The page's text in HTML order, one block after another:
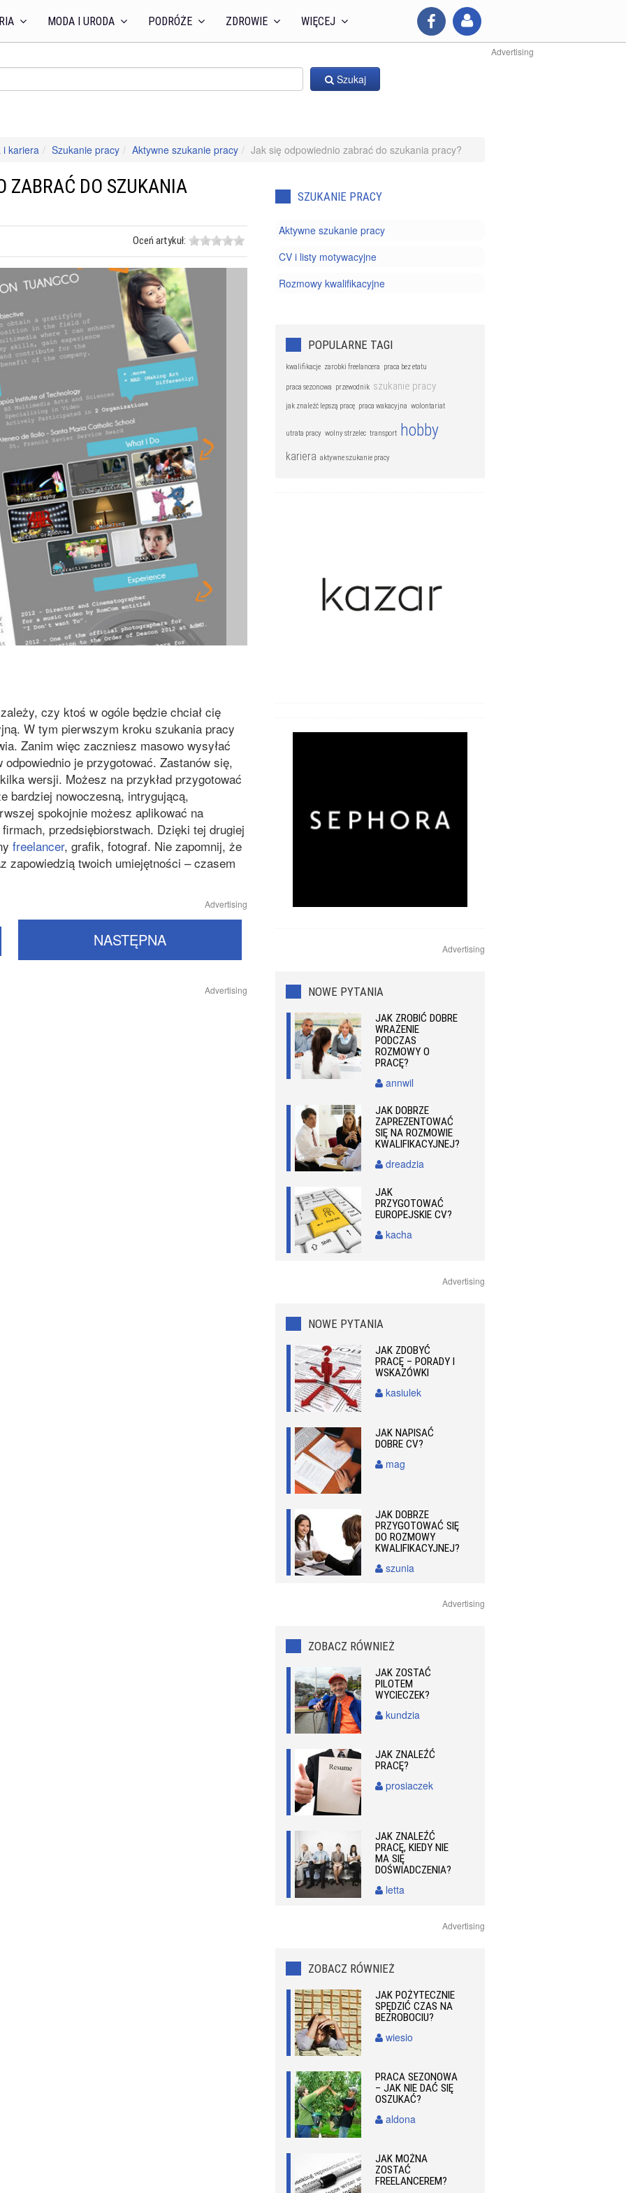
MODA I URODA PODRÓŻE ZDROWIE WIĘCEJ
Advertising
Szukaj
i kariera Szukanie pracy Aktywne szukanie pracy Jak się odpowiednio zabrać do szukania pracy?
ZABRAĆ DO SZUKANIA
Oceń artykuł:
czy ktoś w ogóle będzie chciał cię
W tym pierwszym kroku szukania pracy
Zanim więc zaczniesz masowo wysyłać
je przygotować. Zastanów się,
wersji. Możesz na przykład przygotować
bardziej nowoczesną, intrygującą,
spokojnie możesz aplikować na
przedsiębiorstwach. Dzięki tej drugiej
freelancer, grafik, fotograf. Nie zapomnij, że
zapowiedzią twoich umiejętności – czasem
Advertising
NASTĘPNA
Advertising
SZUKANIE PRACY
Aktywne szukanie pracy
CV i listy motywacyjne
Rozmowy kwalifikacyjne
POPULARNE TAGI
kwalifikacje zarobki freelancera praca bez etatu
praca sezonowa przewodnik szukanie pracy
jak znaleźć lepszą pracę praca wakacyjna wolontariat
utrata pracy wolny strzelec transport hobby
kariera aktywne szukanie pracy
Advertising
NOWE PYTANIA
JAK ZROBIĆ DOBRE
WRAŻENIE
PODCZAS
ROZMOWY O
PRACĘ?
annwil
JAK DOBRZE
ZAPREZENTOWAĆ
SIĘ NA ROZMOWIE
KWALIFIKACYJNEJ?
dreadzia
JAK
PRZYGOTOWAĆ
EUROPEJSKIE CV?
kacha
Advertising
NOWE PYTANIA
JAK ZDOBYĆ
PRACĘ – PORADY I
WSKAZÓWKI
kasiulek
JAK NAPISAĆ
DOBRE CV?
mag
JAK DOBRZE
PRZYGOTOWAĆ SIĘ
DO ROZMOWY
KWALIFIKACYJNEJ?
szunia
Advertising
ZOBACZ RÓWNIEŻ
JAK ZOSTAĆ
PILOTEM
WYCIECZEK?
kundzia
JAK ZNALEŹĆ
PRACĘ?
prosiaczek
JAK ZNALEŹĆ
PRACĘ, KIEDY NIE
MA SIĘ
DOŚWIADCZENIA?
letta
Advertising
ZOBACZ RÓWNIEŻ
JAK POŻYTECZNIE
SPĘDZIĆ CZAS NA
BEZROBOCIU?
wiesio
PRACA SEZONOWA
– JAK NIE DAĆ SIĘ
OSZUKAĆ?
aldona
JAK MOŻNA
ZOSTAĆ
FREELANCEREM?